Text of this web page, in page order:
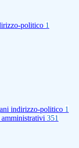
politico 1
indirizzo-politico 1
351